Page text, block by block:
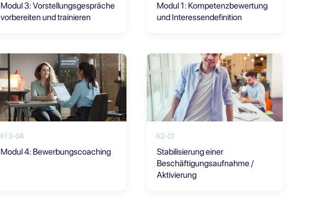
Modul 3: Vorstellungsgespräche
vorbereiten und trainieren
Modul 1: Kompetenzbewertung
und Interessendefinition
K1.3-04
Modul 4: Bewerbungscoaching
K2-01
Stabilisierung einer
Beschäftigungsaufnahme /
Aktivierung